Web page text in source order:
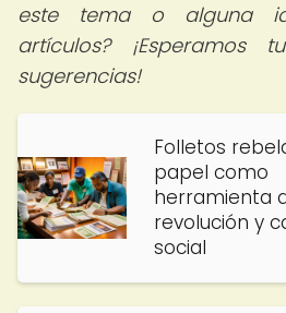
este tema o alguna
artículos? ¡Esperamos
sugerencias!
Folletos
papel como
herramienta
revolución y
social